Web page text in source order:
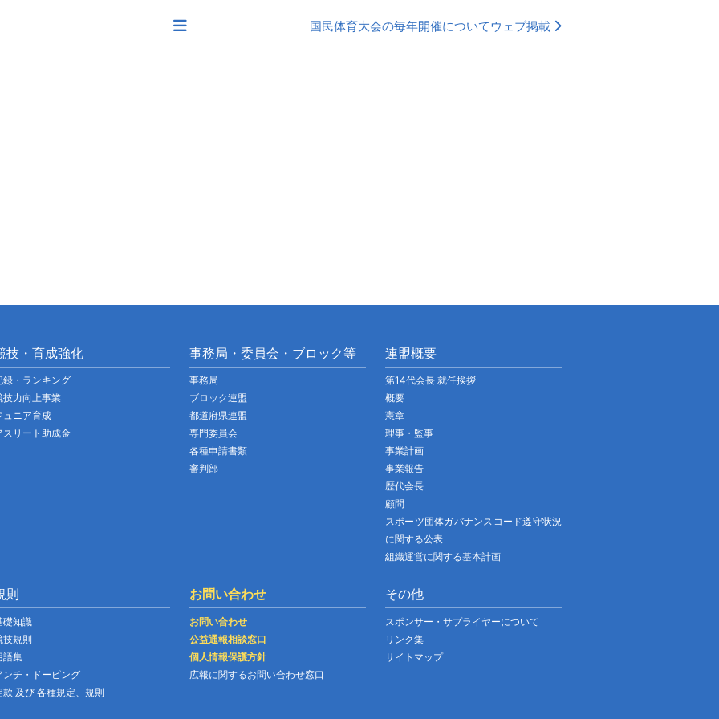
国民体育大会の毎年開催についてウェブ掲載
技・育成強化
録・ランキング
技力向上事業
ュニア育成
スリート助成金
事務局・委員会・ブロック等
事務局
ブロック連盟
都道府県連盟
専門委員会
各種申請書類
審判部
連盟概要
第14代会長 就任挨拶
概要
憲章
理事・監事
事業計画
事業報告
歴代会長
顧問
スポーツ団体ガバナンスコード遵守状況
に関する公表
組織運営に関する基本計画
則
礎知識
技規則
語集
ンチ・ドーピング
款 及び 各種規定、規則
お問い合わせ
お問い合わせ
公益通報相談窓口
個人情報保護方針
広報に関するお問い合わせ窓口
その他
スポンサー・サプライヤーについて
リンク集
サイトマップ